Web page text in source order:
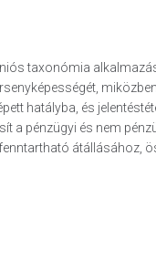
taxonómia
hatályba, és
a pénzügyi és nem
átállásához,